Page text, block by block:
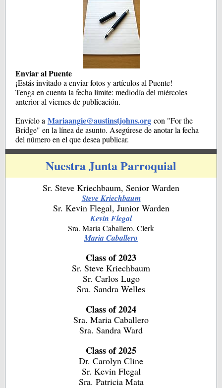
Enviar al Puente
¡Estás invitado a enviar fotos y artículos al Puente!
Tenga en cuenta la fecha límite: mediodía del miércoles
anterior al viernes de publicación.
Envíelo a Mariaangie@austinstjohns.org con "For the
Bridge" en la línea de asunto. Asegúrese de anotar la fecha
del número en el que desea publicar.
Nuestra Junta Parroquial
Sr. Steve Kriechbaum, Senior Warden
Steve Kriechbaum
Sr. Kevin Flegal, Junior Warden
Kevin Flegal
Sra. Maria Caballero, Clerk
Maria Caballero
Class of 2023
Sr. Steve Kriechbaum
Sr. Carlos Lugo
Sra. Sandra Welles
Class of 2024
Sra. Maria Caballero
Sra. Sandra Ward
Class of 2025
Dr. Carolyn Cline
Sr. Kevin Flegal
Sra. Patricia Mata